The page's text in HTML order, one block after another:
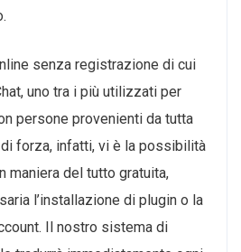
senza registrazione di cui
uno tra i più utilizzati per
persone provenienti da tutta
forza, infatti, vi è la possibilità
maniera del tutto gratuita,
l’installazione di plugin o la
Il nostro sistema di